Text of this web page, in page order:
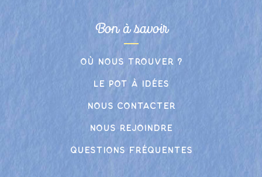
Bon à savoir
Où nous trouver ?
Le pot à idées
Nous contacter
Nous rejoindre
Questions fréquentes